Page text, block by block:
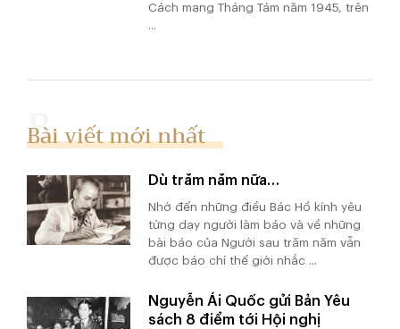
Cách mạng Tháng Tám năm 1945, trên
...
Bài viết mới nhất
Dù trăm năm nữa…
Nhớ đến những điều Bác Hồ kính yêu
từng dạy người làm báo và về những
bài báo của Người sau trăm năm vẫn
được báo chí thế giới nhắc ...
Nguyễn Ái Quốc gửi Bản Yêu
sách 8 điểm tới Hội nghị